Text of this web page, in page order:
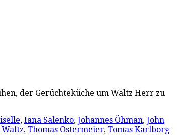
der Gerüchteküche um Waltz Herr zu
, Iana Salenko, Johannes Öhman, John
Waltz, Thomas Ostermeier, Tomas Karlborg